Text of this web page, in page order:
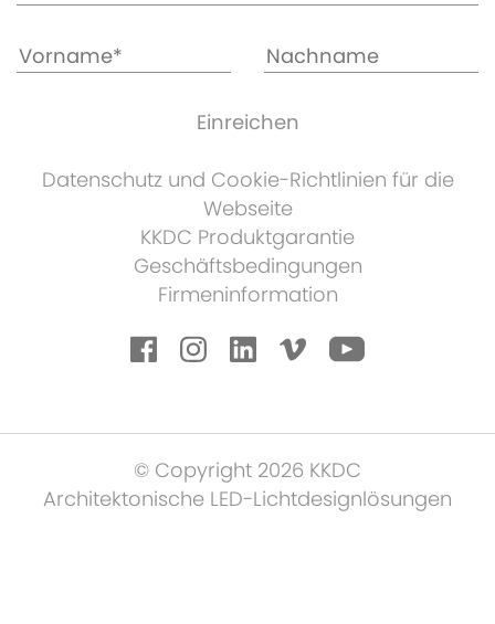
Datenschutz und Cookie-Richtlinien für die
Webseite
KKDC Produktgarantie
Geschäftsbedingungen
Firmeninformation
© Copyright 2026 KKDC
Architektonische LED-Lichtdesignlösungen